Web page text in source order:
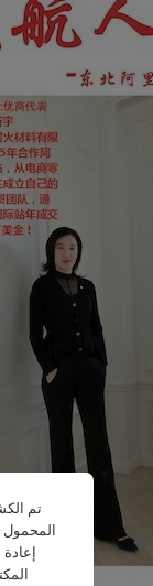
تم